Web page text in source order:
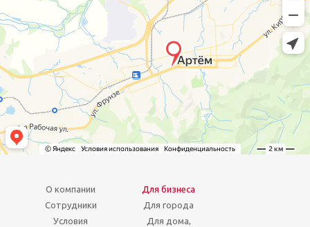
О компании
Сотрудники
Условия
Для бизнеса
Для города
Для дома,